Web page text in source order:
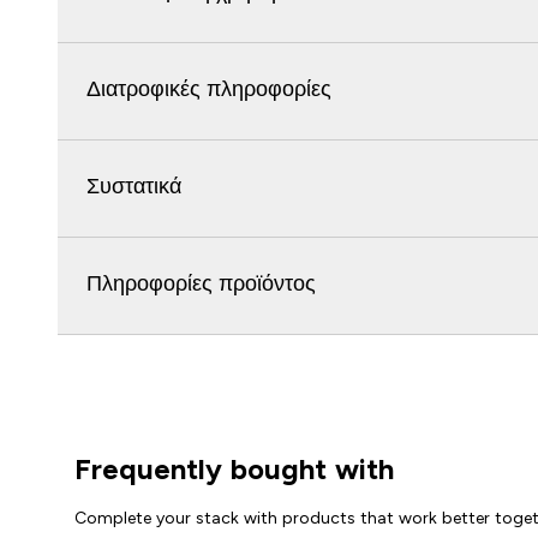
Διατροφικές πληροφορίες
Συστατικά
Πληροφορίες προϊόντος
Frequently bought with
Complete your stack with products that work better